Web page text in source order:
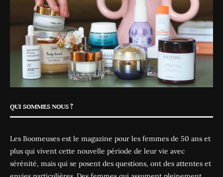
QUI SOMMES NOUS ?
Les Boomeuses est le magazine pour les femmes de 50 ans et
plus qui vivent cette nouvelle période de leur vie avec
sérénité, mais qui se posent des questions, ont des attentes et